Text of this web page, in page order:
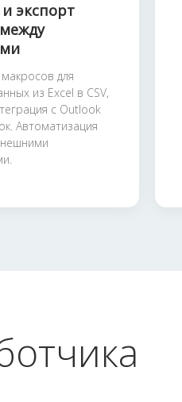
экспорт
для
из Excel в CSV,
с Outlook
Автоматизация